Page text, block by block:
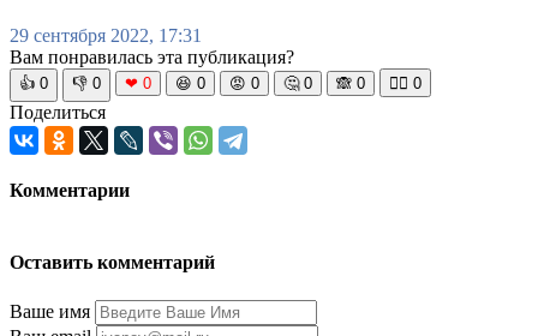
29 сентября 2022, 17:31
Вам понравилась эта публикация?
👍 0 👎 0 ❤ 0 😆 0 😡 0 🤔 0 🙈 0 🧘‍♀️ 0
Поделиться
Комментарии
Оставить комментарий
Ваше имя